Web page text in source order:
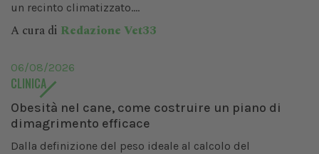
un recinto climatizzato....
A cura di Redazione Vet33
06/08/2026
CLINICA
Obesità nel cane, come costruire un piano di
dimagrimento efficace
Dalla definizione del peso ideale al calcolo del